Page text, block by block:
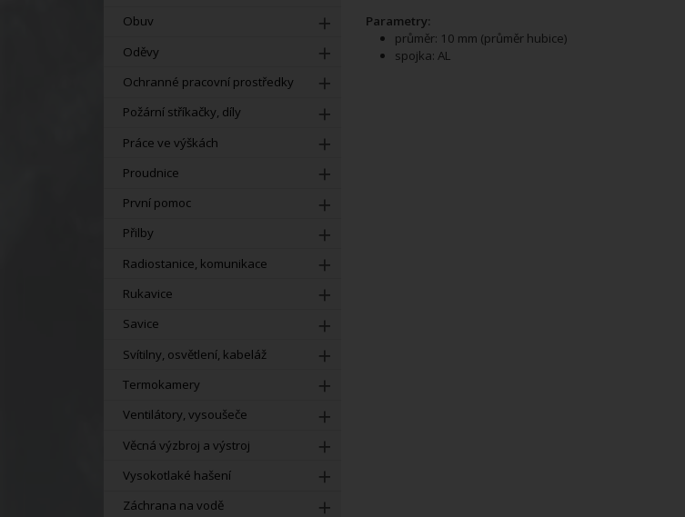
Obuv
Oděvy
Ochranné pracovní prostředky
Požární stříkačky, díly
Práce ve výškách
Proudnice
První pomoc
Přilby
Radiostanice, komunikace
Rukavice
Savice
Svítilny, osvětlení, kabeláž
Termokamery
Ventilátory, vysoušeče
Věcná výzbroj a výstroj
Vysokotlaké hašení
Záchrana na vodě
Parametry:
průměr: 10 mm (průměr hubice)
spojka: AL